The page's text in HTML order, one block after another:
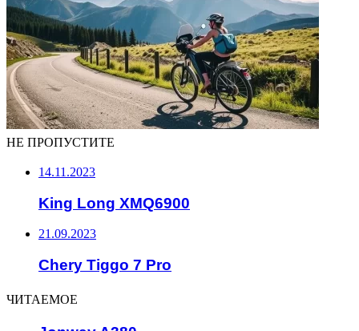
НЕ ПРОПУСТИТЕ
14.11.2023
King Long XMQ6900
21.09.2023
Chery Tiggo 7 Pro
ЧИТАЕМОЕ